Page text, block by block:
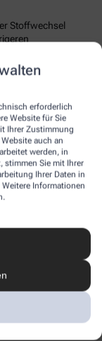
erforderlich
Website für Sie
Ihrer Zustimmung
auch an
werden, in
stimmen Sie mit Ihrer
Ihrer Daten in
Informationen
Stoffwechsel
dass der
Lebensmitteln
(Vorsicht bei
sind nicht nur
viel Energie,
an. Proteine
Milchprodukten
Lebensmittel
aktivieren
meistens nicht.
die Umwandlung
und dessen